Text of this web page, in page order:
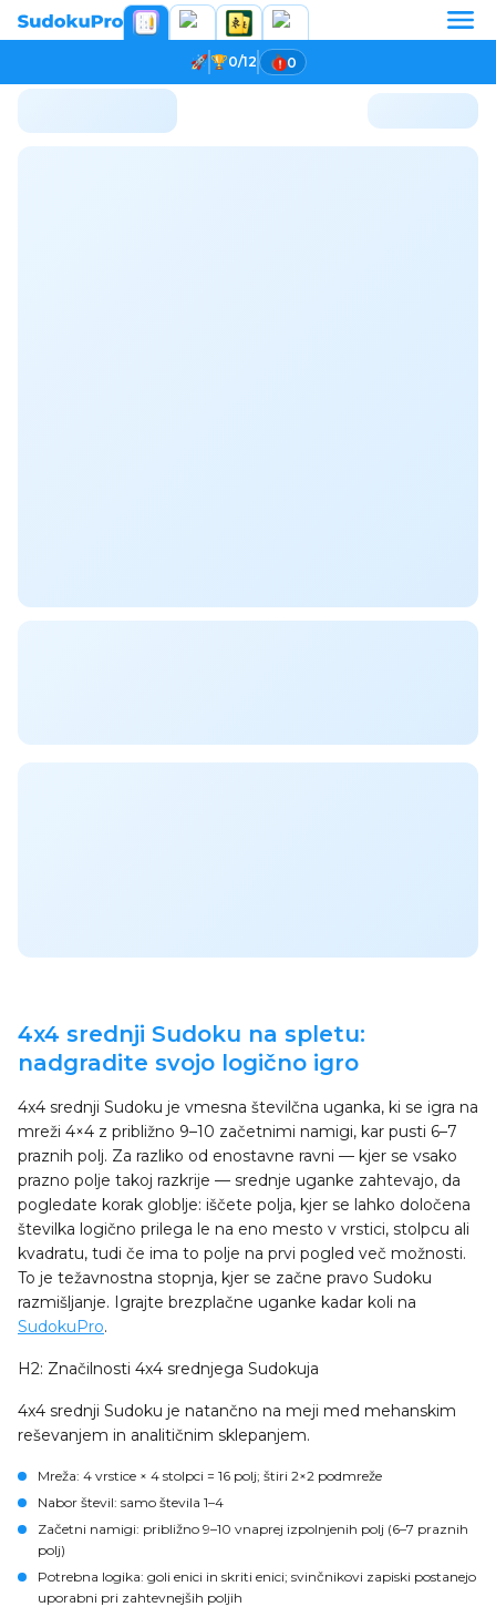
0/12 0
4x4 srednji Sudoku na spletu:
nadgradite svojo logično igro
4x4 srednji Sudoku je vmesna številčna uganka, ki se igra na
mreži 4×4 z približno 9–10 začetnimi namigi, kar pusti 6–7
praznih polj. Za razliko od enostavne ravni — kjer se vsako
prazno polje takoj razkrije — srednje uganke zahtevajo, da
pogledate korak globlje: iščete polja, kjer se lahko določena
številka logično prilega le na eno mesto v vrstici, stolpcu ali
kvadratu, tudi če ima to polje na prvi pogled več možnosti.
To je težavnostna stopnja, kjer se začne pravo Sudoku
razmišljanje. Igrajte brezplačne uganke kadar koli na
SudokuPro.
H2: Značilnosti 4x4 srednjega Sudokuja
4x4 srednji Sudoku je natančno na meji med mehanskim
reševanjem in analitičnim sklepanjem.
Mreža: 4 vrstice × 4 stolpci = 16 polj; štiri 2×2 podmreže
Nabor števil: samo števila 1–4
Začetni namigi: približno 9–10 vnaprej izpolnjenih polj (6–7 praznih
polj)
Potrebna logika: goli enici in skriti enici; svinčnikovi zapiski postanejo
uporabni pri zahtevnejših poljih